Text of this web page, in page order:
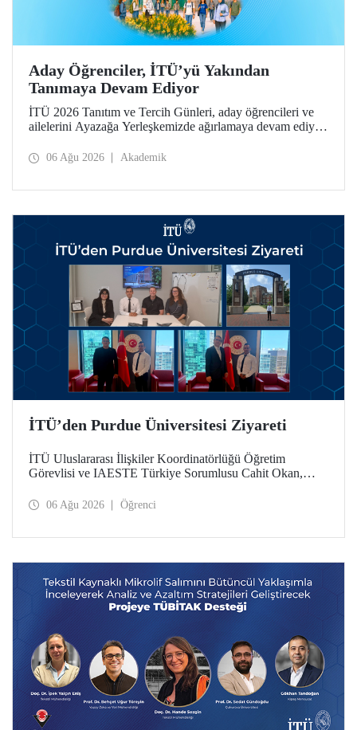
Aday Öğrenciler, İTÜ’yü Yakından
Tanımaya Devam Ediyor
İTÜ 2026 Tanıtım ve Tercih Günleri, aday öğrencileri ve
ailelerini Ayazağa Yerleşkemizde ağırlamaya devam ediyor.
ilgili fakülte ve birimler adaylara bilgi vermeye devam
06 Ağu 2026 Akademik
İTÜ’den Purdue Üniversitesi Ziyareti
İTÜ Uluslararası İlişkiler Koordinatörlüğü Öğretim
Görevlisi ve IAESTE Türkiye Sorumlusu Cahit Okan,
Temmuz tarihlerinde ABD’de dünyanın önde gelen
06 Ağu 2026 Öğrenci